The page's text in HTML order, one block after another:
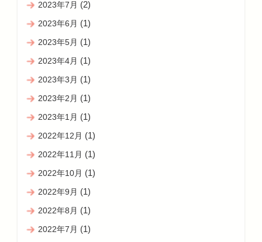
2023年7月 (2)
2023年6月 (1)
2023年5月 (1)
2023年4月 (1)
2023年3月 (1)
2023年2月 (1)
2023年1月 (1)
2022年12月 (1)
2022年11月 (1)
2022年10月 (1)
2022年9月 (1)
2022年8月 (1)
2022年7月 (1)